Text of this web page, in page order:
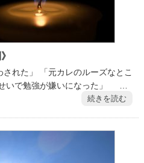
された」 「元カレのルーズなとこ
いで勉強が嫌いになった」 …
続きを読む